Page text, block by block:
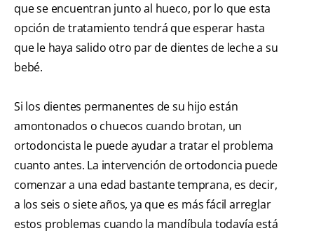
que se encuentran junto al hueco, por lo que esta
opción de tratamiento tendrá que esperar hasta
que le haya salido otro par de dientes de leche a su
bebé.
Si los dientes permanentes de su hijo están
amontonados o chuecos cuando brotan, un
ortodoncista le puede ayudar a tratar el problema
cuanto antes. La intervención de ortodoncia puede
comenzar a una edad bastante temprana, es decir,
a los seis o siete años, ya que es más fácil arreglar
estos problemas cuando la mandíbula todavía está